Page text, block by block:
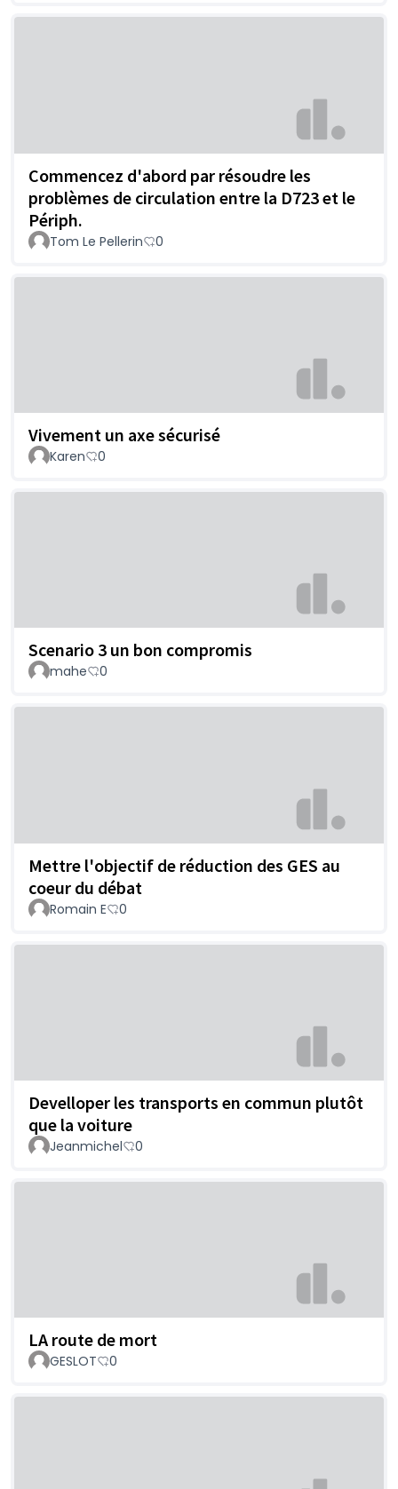
Commencez d'abord par résoudre les
problèmes de circulation entre la D723 et le
Périph.
Tom Le Pellerin 0
Vivement un axe sécurisé
Karen 0
Scenario 3 un bon compromis
mahe 0
Mettre l'objectif de réduction des GES au
coeur du débat
Romain E 0
Develloper les transports en commun plutôt
que la voiture
Jeanmichel 0
LA route de mort
GESLOT 0